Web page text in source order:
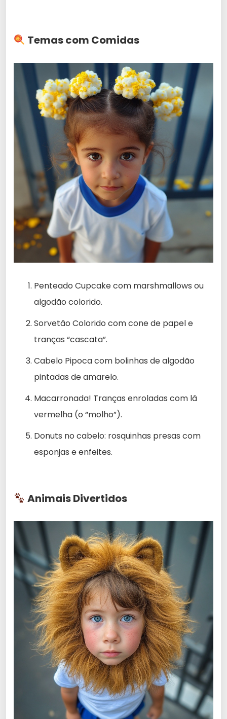
Temas com Comidas
Penteado Cupcake com marshmallows ou
algodão colorido.
Sorvetão Colorido com cone de papel e
tranças “cascata”.
Cabelo Pipoca com bolinhas de algodão
pintadas de amarelo.
Macarronada! Tranças enroladas com lã
vermelha (o “molho”).
Donuts no cabelo: rosquinhas presas com
esponjas e enfeites.
Animais Divertidos